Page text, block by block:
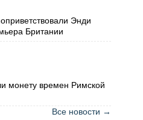
Энди
Британии
монету времен Римской
Все новости →